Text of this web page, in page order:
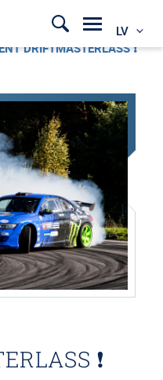
LV
DRIFTMASTERLASS ❗
❗